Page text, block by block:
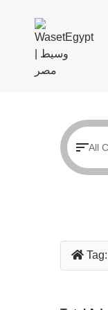
Tag: